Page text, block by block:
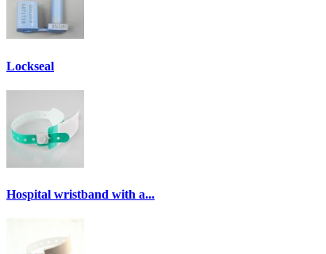
Lockseal
Hospital wristband with a...